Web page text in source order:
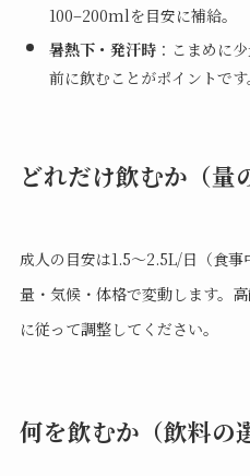
100–200mlを目安に補給。
暑熱下・発汗時：こまめに
前に飲むことがポイントです
どれだけ飲むか（量
成人の目安は1.5〜2.5L/日（食
量・気候・体格で変動します。
に従って調整してください。
何を飲むか（飲料の